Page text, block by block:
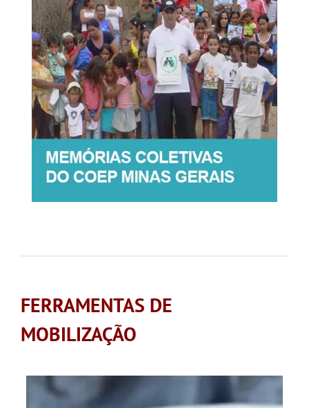
FERRAMENTAS DE
MOBILIZAÇÃO